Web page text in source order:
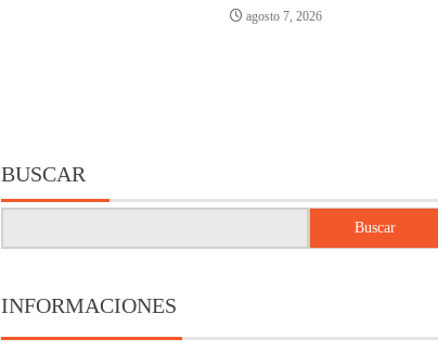
agosto 7, 2026
BUSCAR
Buscar
INFORMACIONES